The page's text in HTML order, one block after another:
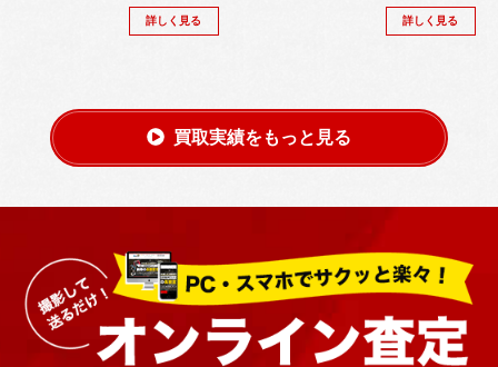
詳しく見る 詳しく見る
買取実績をもっと見る